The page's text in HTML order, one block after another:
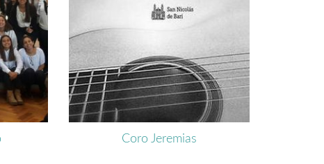
Coro Jeremias